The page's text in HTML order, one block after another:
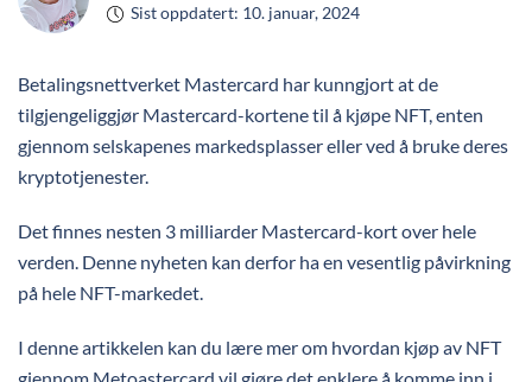
Sist oppdatert: 10. januar, 2024
Betalingsnettverket Mastercard har kunngjort at de
tilgjengeliggjør Mastercard-kortene til å kjøpe NFT, enten
gjennom selskapenes markedsplasser eller ved å bruke deres
kryptotjenester.
Det finnes nesten 3 milliarder Mastercard-kort over hele
verden. Denne nyheten kan derfor ha en vesentlig påvirkning
på hele NFT-markedet.
I denne artikkelen kan du lære mer om hvordan kjøp av NFT